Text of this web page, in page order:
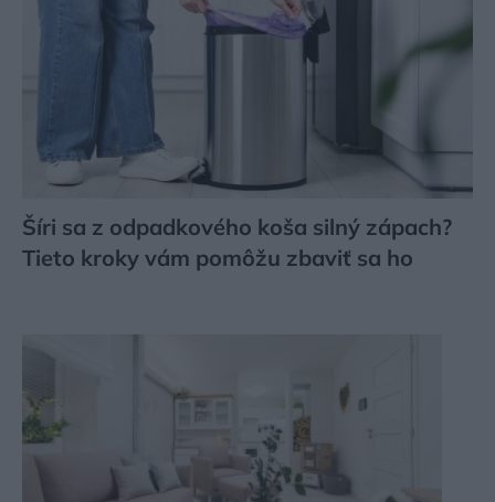
Šíri sa z odpadkového koša silný zápach?
Tieto kroky vám pomôžu zbaviť sa ho